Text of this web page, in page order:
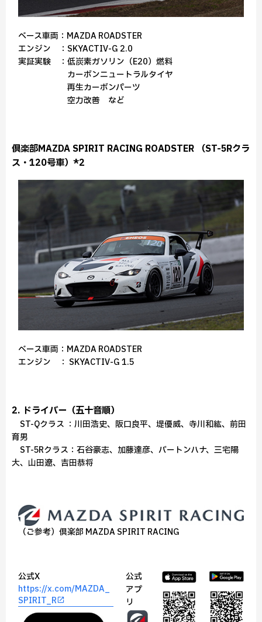
ベース車両：MAZDA ROADSTER
エンジン ：SKYACTIV-G 2.0
実証実験 ：低炭素ガソリン（E20）燃料
カーボンニュートラルタイヤ
再生カーボンパーツ
空力改善 など
倶楽部MAZDA SPIRIT RACING ROADSTER （ST-5Rクラ
ス・120号車）*2
ベース車両：MAZDA ROADSTER
エンジン ： SKYACTIV-G 1.5
2. ドライバー（五十音順）
ST-Qクラス ：川田浩史、阪口良平、堤優威、寺川和紘、前田
育男
ST-5Rクラス：石谷豪志、加藤達彦、バートンハナ、三宅陽
大、山田遼、吉田恭将
（ご参考）倶楽部 MAZDA SPIRIT RACING
公式X
https://x.com/MAZDA_
SPIRIT_R
公式
アプ
リ